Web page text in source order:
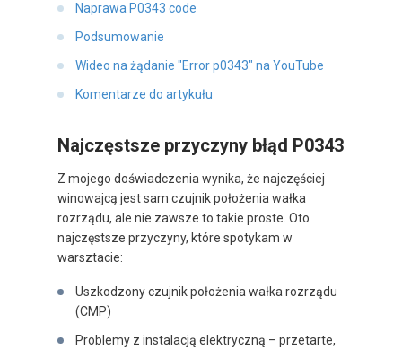
Naprawa P0343 code
Podsumowanie
Wideo na żądanie "Error p0343" na YouTube
Komentarze do artykułu
Najczęstsze przyczyny błąd P0343
Z mojego doświadczenia wynika, że najczęściej
winowajcą jest sam czujnik położenia wałka
rozrządu, ale nie zawsze to takie proste. Oto
najczęstsze przyczyny, które spotykam w
warsztacie:
Uszkodzony czujnik położenia wałka rozrządu
(CMP)
Problemy z instalacją elektryczną – przetarte,